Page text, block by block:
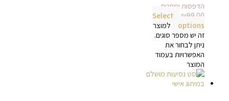
הדפסות ומתנות
₪99.00
Select
options
למוצר
זה יש מספר סוגים.
ניתן לבחור את
האפשרויות בעמוד
המוצר